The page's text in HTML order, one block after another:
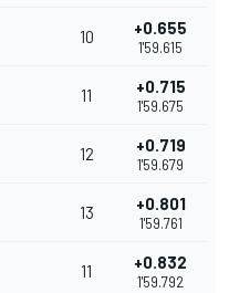
10 +0.655
1'59.615
11 +0.715
1'59.675
12 +0.719
1'59.679
13 +0.801
1'59.761
11 +0.832
1'59.792